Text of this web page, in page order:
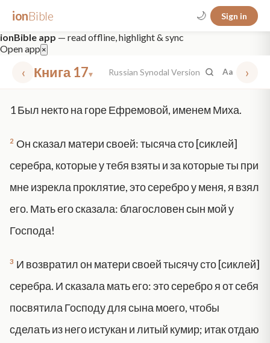
ionBible 🌙 Sign in
ionBible app — read offline, highlight & sync
Open app ×
‹ Книга 17▾ Russian Synodal Version Aa ›
1Был некто на горе Ефремовой, именем Миха.
2 Он сказал матери своей: тысяча сто [сиклей]
серебра, которые у тебя взяты и за которые ты при
мне изрекла проклятие, это серебро у меня, я взял
его. Мать его сказала: благословен сын мой у
Господа!
3 И возвратил он матери своей тысячу сто [сиклей]
серебра. И сказала мать его: это серебро я от себя
посвятила Господу для сына моего, чтобы
сделать из него истукан и литый кумир; итак отдаю